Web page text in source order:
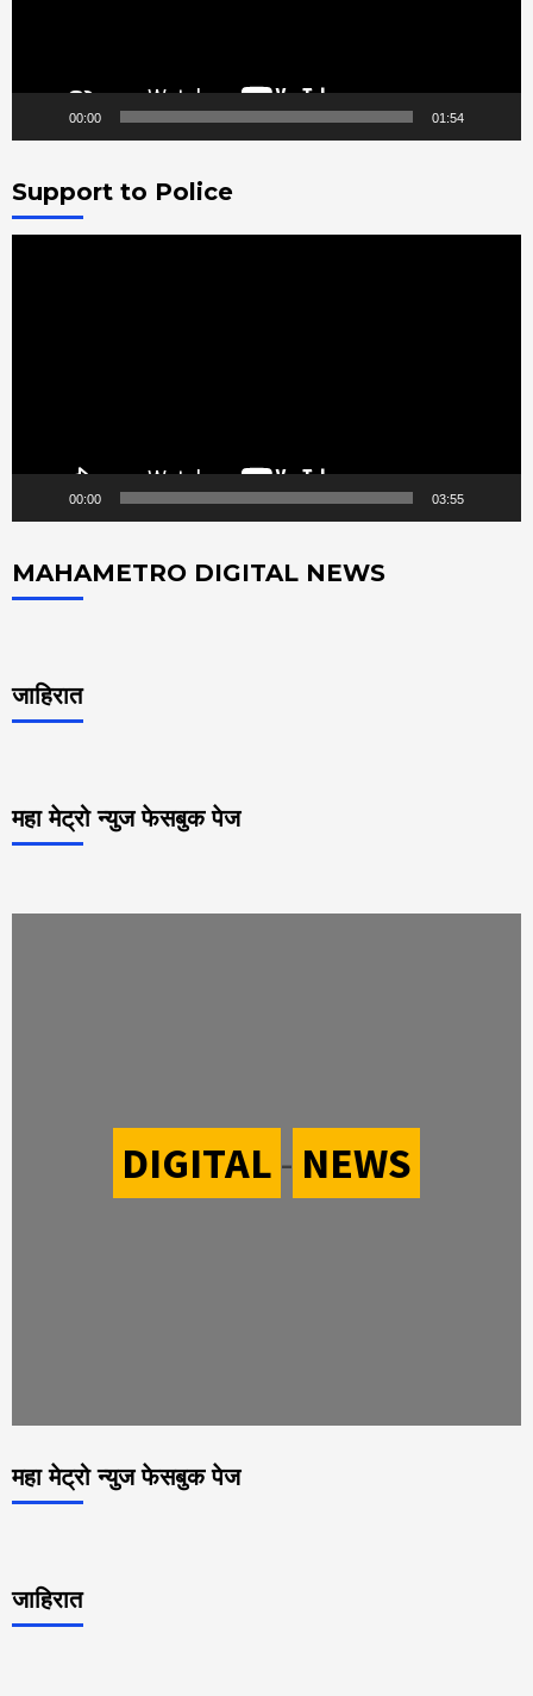
00:00 01:54
Support to Police
00:00 03:55
MAHAMETRO DIGITAL NEWS
जाहिरात
महा मेट्रो न्युज फेसबुक पेज
DIGITAL - NEWS
महा मेट्रो न्युज फेसबुक पेज
जाहिरात